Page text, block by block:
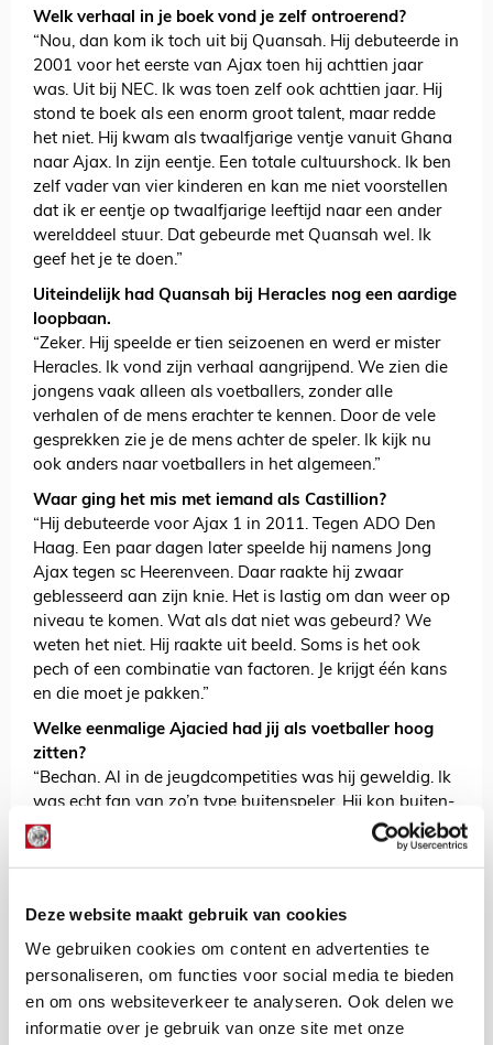
Deze website maakt gebruik van cookies
We gebruiken cookies om content en advertenties te
personaliseren, om functies voor social media te bieden
en om ons websiteverkeer te analyseren. Ook delen we
informatie over je gebruik van onze site met onze
Welk verhaal in je boek vond je zelf ontroerend?
“Nou, dan kom ik toch uit bij Quansah. Hij debuteerde in
2001 voor het eerste van Ajax toen hij achttien jaar
was. Uit bij NEC. Ik was toen zelf ook achttien jaar. Hij
stond te boek als een enorm groot talent, maar redde
het niet. Hij kwam als twaalfjarige ventje vanuit Ghana
naar Ajax. In zijn eentje. Een totale cultuurshock. Ik ben
zelf vader van vier kinderen en kan me niet voorstellen
dat ik er eentje op twaalfjarige leeftijd naar een ander
werelddeel stuur. Dat gebeurde met Quansah wel. Ik
geef het je te doen.”
Uiteindelijk had Quansah bij Heracles nog een aardige
loopbaan.
“Zeker. Hij speelde er tien seizoenen en werd er mister
Heracles. Ik vond zijn verhaal aangrijpend. We zien die
jongens vaak alleen als voetballers, zonder alle
verhalen of de mens erachter te kennen. Door de vele
gesprekken zie je de mens achter de speler. Ik kijk nu
ook anders naar voetballers in het algemeen.”
Waar ging het mis met iemand als Castillion?
“Hij debuteerde voor Ajax 1 in 2011. Tegen ADO Den
Haag. Een paar dagen later speelde hij namens Jong
Ajax tegen sc Heerenveen. Daar raakte hij zwaar
geblesseerd aan zijn knie. Het is lastig om dan weer op
niveau te komen. Wat als dat niet was gebeurd? We
weten het niet. Hij raakte uit beeld. Soms is het ook
pech of een combinatie van factoren. Je krijgt één kans
en die moet je pakken.”
Welke eenmalige Ajacied had jij als voetballer hoog
zitten?
“Bechan. Al in de jeugdcompetities was hij geweldig. Ik
was echt fan van zo’n type buitenspeler. Hij kon buiten-
en binnendoor passeren en spelen vanaf de linker- en
rechterkant. Hij was technisch vaardig, snel en had
Ajacied – viel nog voor hem in toen.”
Wie is jouw favoriete eenmalige Ajacied en waarom?
“Ik vond het plezierig om met alle negen mannen te
praten. Ik vind ze alle negen net zo bijzonder. Als ik
puur kijk naar de gesprekken, dan noem ik Heijblok en